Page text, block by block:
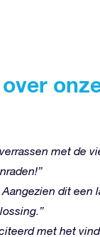
met de
dit een
met het